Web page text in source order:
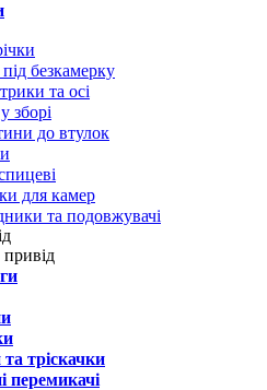
безкамерку
та осі
зборі
до втулок
для камер
та подовжувачі
привід
тріскачки
перемикачі